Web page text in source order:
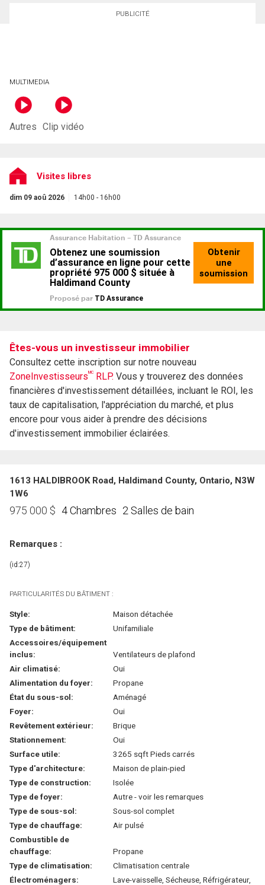
PUBLICITÉ
MULTIMEDIA
Autres Clip vidéo
Visites libres
dim 09 aoû 2026 14h00 - 16h00
Êtes-vous un investisseur immobilier
Consultez cette inscription sur notre nouveau
ZoneInvestisseursMC RLP. Vous y trouverez des données
financières d'investissement détaillées, incluant le ROI, les
taux de capitalisation, l'appréciation du marché, et plus
encore pour vous aider à prendre des décisions
d'investissement immobilier éclairées.
1613 HALDIBROOK Road, Haldimand County, Ontario, N3W
1W6
975 000 $ 4 Chambres 2 Salles de bain
Remarques :
(id:27)
PARTICULARITÉS DU BÂTIMENT :
Style:
Maison détachée
Type de bâtiment:
Unifamiliale
Accessoires/équipement
inclus:
Ventilateurs de plafond
Air climatisé:
Oui
Alimentation du foyer:
Propane
État du sous-sol:
Aménagé
Foyer:
Oui
Revêtement extérieur:
Brique
Stationnement:
Oui
Surface utile:
3265 sqft Pieds carrés
Type d'architecture:
Maison de plain-pied
Type de construction:
Isolée
Type de foyer:
Autre - voir les remarques
Type de sous-sol:
Sous-sol complet
Type de chauffage:
Air pulsé
Combustible de
chauffage:
Propane
Type de climatisation:
Climatisation centrale
Électroménagers:
Lave-vaisselle, Sécheuse, Réfrigérateur,